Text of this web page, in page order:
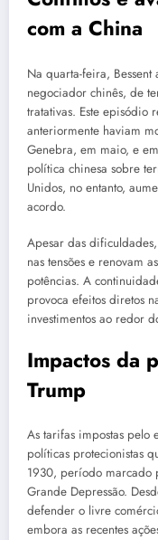
com a China
Na quarta-feira,
negociador chinês, de
tratativas. Este episódio
anteriormente haviam
Genebra, em maio, e
política chinesa sobre
Unidos, no entanto,
acordo.
Apesar das
nas tensões e renovam
potências. A
provoca efeitos diretos
investimentos ao redor
Impactos da
Trump
As tarifas impostas pelo
políticas protecionistas
1930, período marcado
Grande Depressão.
defender o livre
embora as recentes